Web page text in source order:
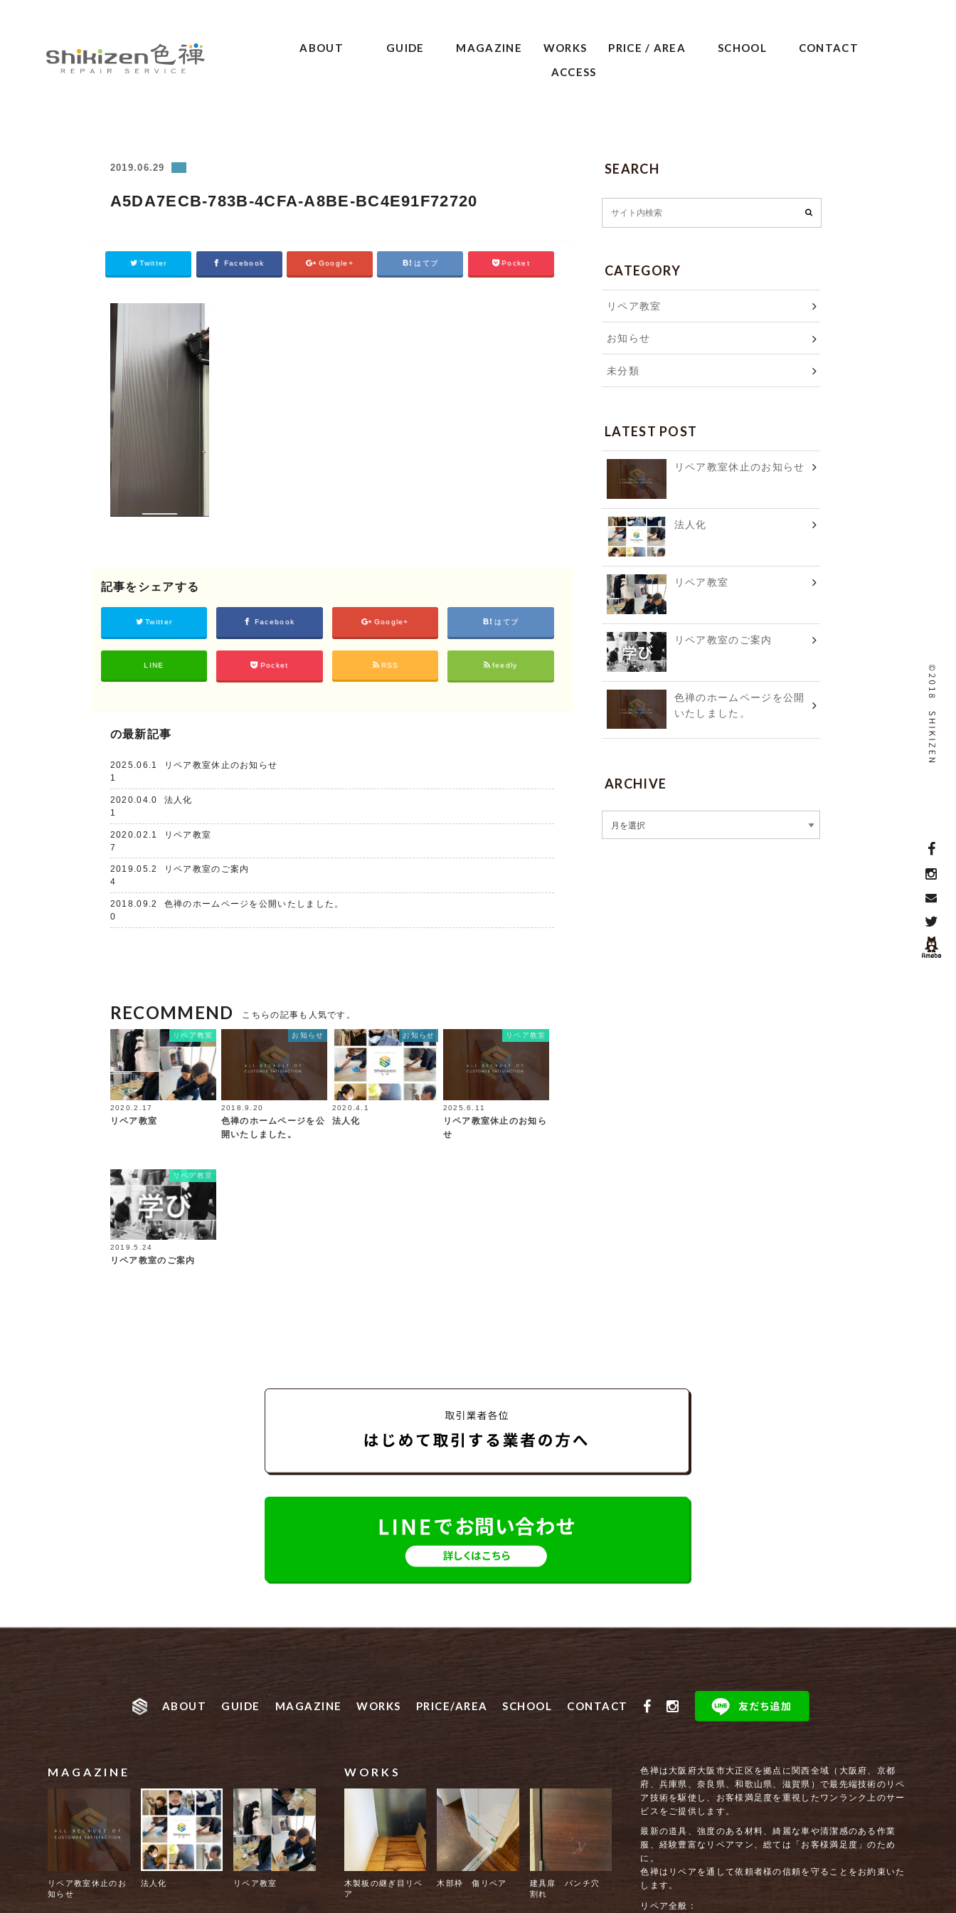
ABOUT
PRICE / AREA
CONTACT
©2018 SHIKIZEN
ABOUT GUIDE MAGAZINE WORKS PRICE / AREA SCHOOL
CONTACT
ACCESS
2019.06.29
A5DA7ECB-783B-4CFA-A8BE-BC4E91F72720
Twitter Facebook Google+ はてブ Pocket
記事をシェアする
Twitter Facebook Google+ はてブ
LINE Pocket RSS feedly
の最新記事
2025.06.1
1
リペア教室休止のお知らせ
2020.04.0
1
法人化
2020.02.1
7
リペア教室
2019.05.2
4
リペア教室のご案内
2018.09.2
0
色禅のホームページを公開いたしました。
RECOMMEND こちらの記事も人気です。
リペア教室
2020.2.17
リペア教室
お知らせ
2018.9.20
色禅のホームページを公
開いたしました。
お知らせ
2020.4.1
法人化
リペア教室
2025.6.11
リペア教室休止のお知ら
せ
リペア教室
2019.5.24
リペア教室のご案内
SEARCH
CATEGORY
リペア教室
お知らせ
未分類
LATEST POST
リペア教室休止のお知らせ
法人化
リペア教室
リペア教室のご案内
色禅のホームページを公開
いたしました。
ARCHIVE
ABOUT GUIDE MAGAZINE WORKS PRICE/AREA SCHOOL CONTACT
MAGAZINE
リペア教室休止のお
知らせ
法人化 リペア教室
WORKS
木製板の継ぎ目リペ
ア
木部枠 傷リペア
建具扉 パンチ穴
割れ
色禅は大阪府大阪市大正区を拠点に関西全域（大阪府、京都
府、兵庫県、奈良県、和歌山県、滋賀県）で最先端技術のリペ
ア技術を駆使し、お客様満足度を重視したワンランク上のサー
ビスをご提供します。
最新の道具、強度のある材料、綺麗な車や清潔感のある作業
服、経験豊富なリペアマン、総ては「お客様満足度」のため
に。
色禅はリペアを通して依頼者様の信頼を守ることをお約束いた
します。
リペア全般：